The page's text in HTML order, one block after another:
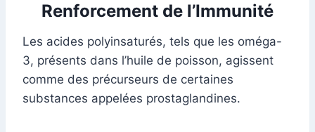
Renforcement de l’Immunité
Les acides polyinsaturés, tels que les oméga-
3, présents dans l’huile de poisson, agissent
comme des précurseurs de certaines
substances appelées prostaglandines.